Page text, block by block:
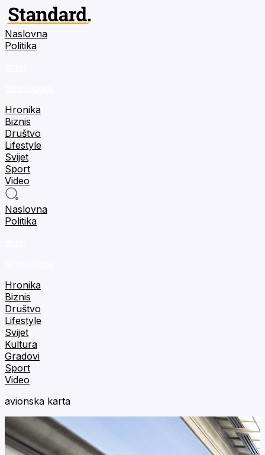
Naslovna
Politika
Hronika
Biznis
Društvo
Lifestyle
Svijet
Sport
Video
Naslovna
Politika
Hronika
Biznis
Društvo
Lifestyle
Svijet
Kultura
Gradovi
Sport
Video
avionska karta